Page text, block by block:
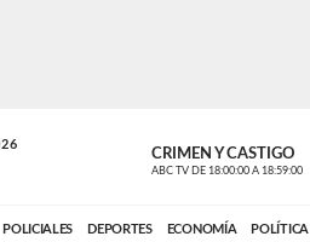
CRIMEN Y CASTIGO
ABC TV DE 18:00:00 A 18:59:00
POLICIALES DEPORTES ECONOMÍA POLÍTICA